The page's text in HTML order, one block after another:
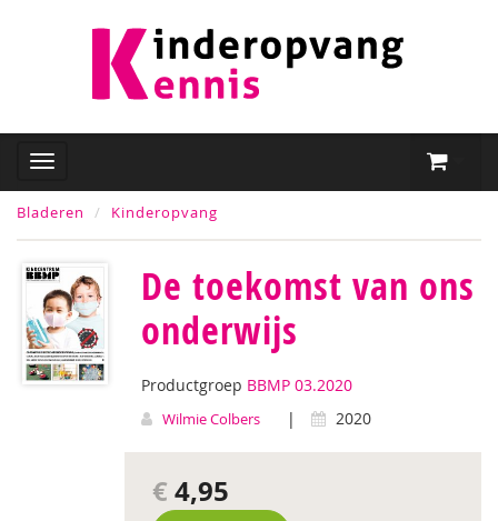
Bladeren Kinderopvang
De toekomst van ons
onderwijs
Productgroep BBMP 03.2020
Wilmie Colbers | 2020
€ 4,95